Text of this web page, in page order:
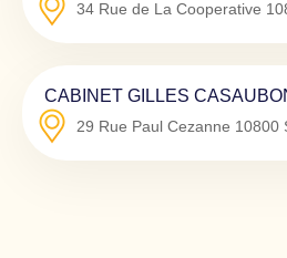
34 Rue de La Cooperative
CABINET GILLES
29 Rue Paul Cezanne 10800